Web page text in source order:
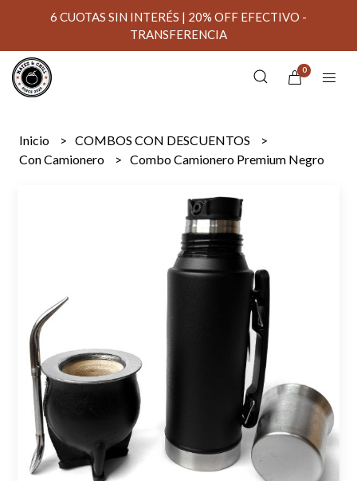
6 CUOTAS SIN INTERÉS | 20% OFF EFECTIVO -
TRANSFERENCIA
0
Inicio
COMBOS CON DESCUENTOS
Con Camionero
Combo Camionero Premium Negro